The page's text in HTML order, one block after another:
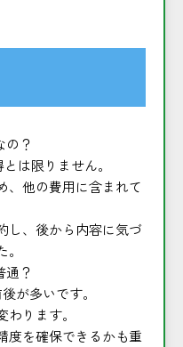
？
は限りません。
、他の費用に含まれて
し、後から内容に気づ
？
が多いです。
ります。
度を確保できるかも重